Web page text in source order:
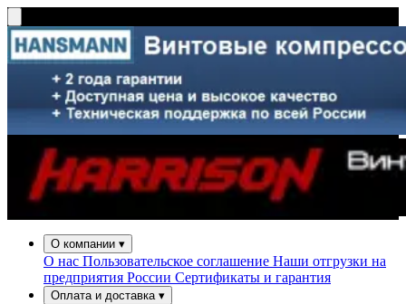
О компании ▾
О нас Пользовательское соглашение Наши отгрузки на
предприятия России Сертификаты и гарантия
Оплата и доставка ▾